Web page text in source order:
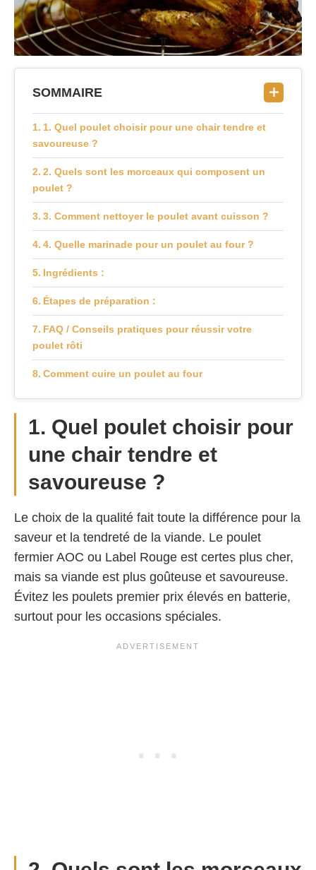
SOMMAIRE
1. Quel poulet choisir pour une chair tendre et
savoureuse ?
2. Quels sont les morceaux qui composent un
poulet ?
3. Comment nettoyer le poulet avant cuisson ?
4. Quelle marinade pour un poulet au four ?
Ingrédients :
Étapes de préparation :
FAQ / Conseils pratiques pour réussir votre
poulet rôti
Comment cuire un poulet au four
1. Quel poulet choisir pour
une chair tendre et
savoureuse ?
Le choix de la qualité fait toute la différence pour la
saveur et la tendreté de la viande. Le poulet
fermier AOC ou Label Rouge est certes plus cher,
mais sa viande est plus goûteuse et savoureuse.
Évitez les poulets premier prix élevés en batterie,
surtout pour les occasions spéciales.